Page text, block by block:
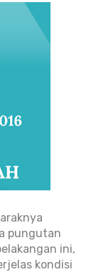
pungutan
ini,
kondisi